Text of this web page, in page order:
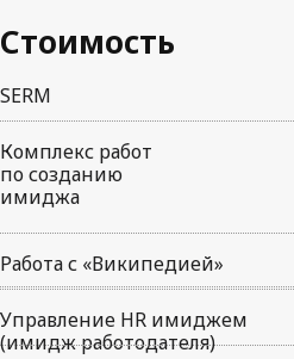
Работа с «Википедией»
Комплекс работ
по созданию
имиджа
Управление HR имиджем
(имидж работодателя)
SERM
Стоимость